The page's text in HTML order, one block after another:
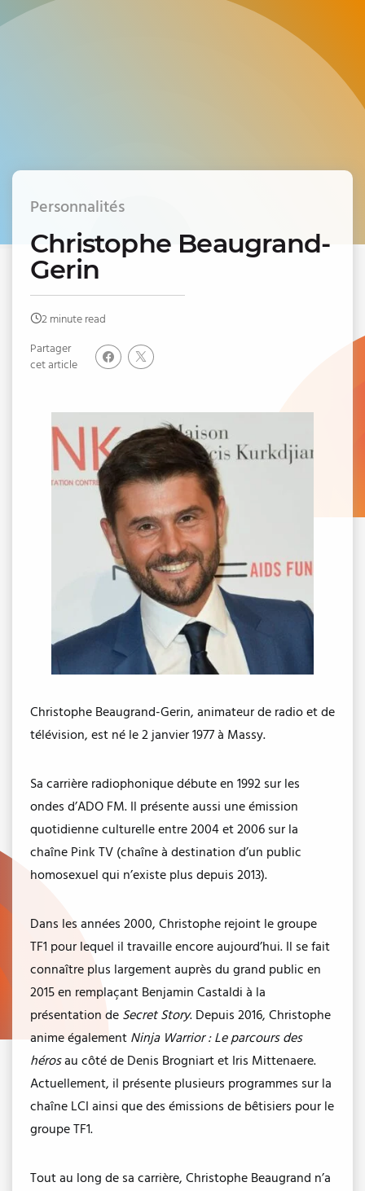
Personnalités
Christophe Beaugrand-
Gerin
2 minute read
Partager
cet article
Christophe Beaugrand-Gerin, animateur de radio et de
télévision, est né le 2 janvier 1977 à Massy.
Sa carrière radiophonique débute en 1992 sur les
ondes d’ADO FM. Il présente aussi une émission
quotidienne culturelle entre 2004 et 2006 sur la
chaîne Pink TV (chaîne à destination d’un public
homosexuel qui n’existe plus depuis 2013).
Dans les années 2000, Christophe rejoint le groupe
TF1 pour lequel il travaille encore aujourd’hui. Il se fait
connaître plus largement auprès du grand public en
2015 en remplaçant Benjamin Castaldi à la
présentation de Secret Story. Depuis 2016, Christophe
anime également Ninja Warrior : Le parcours des
hérosau côté de Denis Brogniart et Iris Mittenaere.
Actuellement, il présente plusieurs programmes sur la
chaîne LCI ainsi que des émissions de bêtisiers pour le
groupe TF1.
Tout au long de sa carrière, Christophe Beaugrand n’a